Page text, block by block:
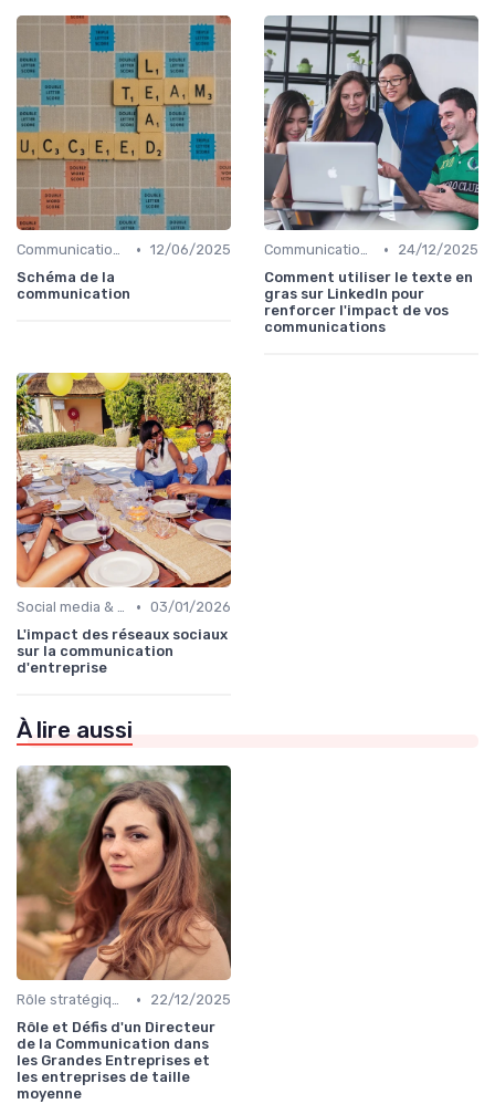
Communication digitale & omnicanale • 12/06/2025
Schéma de la
communication
Communication digitale & omnicanale •
24/12/2025
Comment utiliser le texte en
gras sur LinkedIn pour
renforcer l'impact de vos
communications
Social media & e-réputation • 03/01/2026
L'impact des réseaux sociaux
sur la communication
d'entreprise
À lire aussi
Rôle stratégique du directeur de la communication •
22/12/2025
Rôle et Défis d'un Directeur
de la Communication dans
les Grandes Entreprises et
les entreprises de taille
moyenne